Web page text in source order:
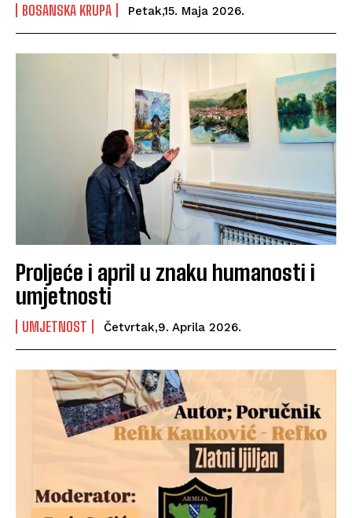
BOSANSKA KRUPA Petak,15. Maja 2026.
Proljeće i april u znaku humanosti i
umjetnosti
UMJETNOST Četvrtak,9. Aprila 2026.